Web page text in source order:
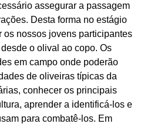
assegurar a passagem
Desta forma no estágio
os nossos jovens participantes
o olival ao copo. Os
em campo onde poderão
de oliveiras típicas da
conhecer os principais
aprender a identificá-los e
para combatê-los. Em